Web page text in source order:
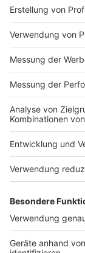
dann.
Anzeige
wie
kuriosen
"Toe
Englandsin der
aufgrund von